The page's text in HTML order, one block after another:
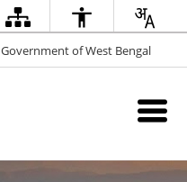
Government of West Bengal